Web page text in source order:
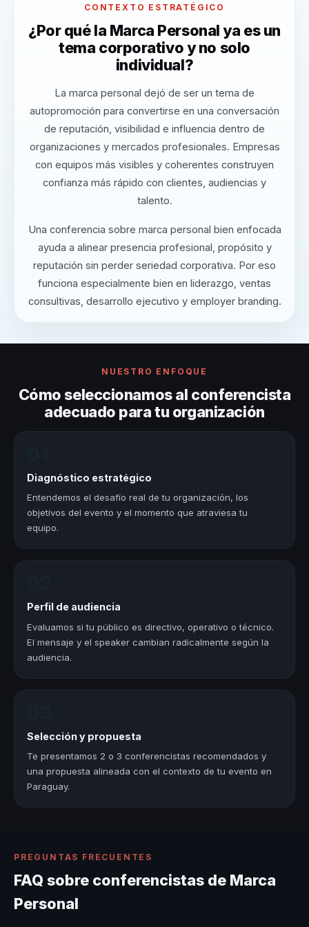
CONTEXTO ESTRATÉGICO
¿Por qué la Marca Personal ya es un
tema corporativo y no solo
individual?
La marca personal dejó de ser un tema de
autopromoción para convertirse en una conversación
de reputación, visibilidad e influencia dentro de
organizaciones y mercados profesionales. Empresas
con equipos más visibles y coherentes construyen
confianza más rápido con clientes, audiencias y
talento.
Una conferencia sobre marca personal bien enfocada
ayuda a alinear presencia profesional, propósito y
reputación sin perder seriedad corporativa. Por eso
funciona especialmente bien en liderazgo, ventas
consultivas, desarrollo ejecutivo y employer branding.
NUESTRO ENFOQUE
Cómo seleccionamos al conferencista
adecuado para tu organización
Diagnóstico estratégico
Entendemos el desafío real de tu organización, los
objetivos del evento y el momento que atraviesa tu
equipo.
Perfil de audiencia
Evaluamos si tu público es directivo, operativo o técnico.
El mensaje y el speaker cambian radicalmente según la
audiencia.
Selección y propuesta
Te presentamos 2 o 3 conferencistas recomendados y
una propuesta alineada con el contexto de tu evento en
Paraguay.
PREGUNTAS FRECUENTES
FAQ sobre conferencistas de Marca
Personal